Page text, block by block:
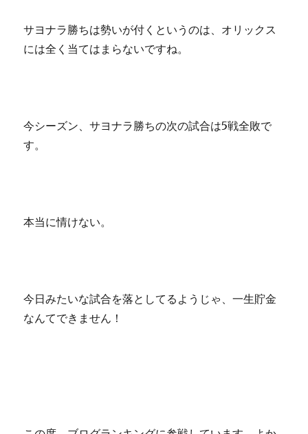
サヨナラ勝ちは勢いが付くというのは、オリックス
には全く当てはまらないですね。
今シーズン、サヨナラ勝ちの次の試合は5戦全敗で
す。
本当に情けない。
今日みたいな試合を落としてるようじゃ、一生貯金
なんてできません！